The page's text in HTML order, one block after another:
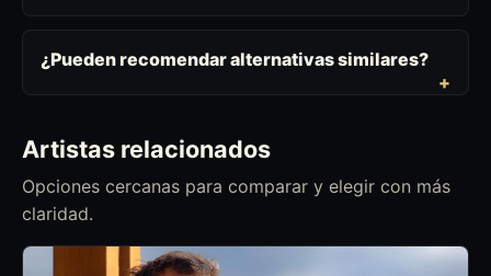
¿Pueden recomendar alternativas similares?
Artistas relacionados
Opciones cercanas para comparar y elegir con más
claridad.